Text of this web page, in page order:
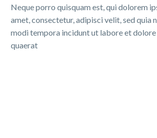
Neque porro quisquam est, qui dolorem
amet, consectetur, adipisci velit, sed quia
modi tempora incidunt ut labore et dolore
quaerat